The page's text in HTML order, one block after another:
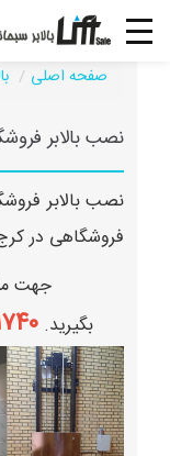
صفحه اصلی
نصب بالابر
نصب بالابر
فروشگاهی در
جهت
بگیرید.